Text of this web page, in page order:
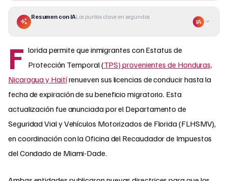
Resumen con IALos puntos clave en segundos
IA
F lorida permite que inmigrantes con Estatus de
Protección Temporal (TPS) provenientes de Honduras,
Nicaragua y Haitírenueven sus licencias de conducir hasta la
fecha de expiración de su beneficio migratorio. Esta
actualización fue anunciada por el Departamento de
Seguridad Vial y Vehículos Motorizados de Florida (FLHSMV),
en coordinación con la Oficina del Recaudador de Impuestos
del Condado de Miami-Dade.